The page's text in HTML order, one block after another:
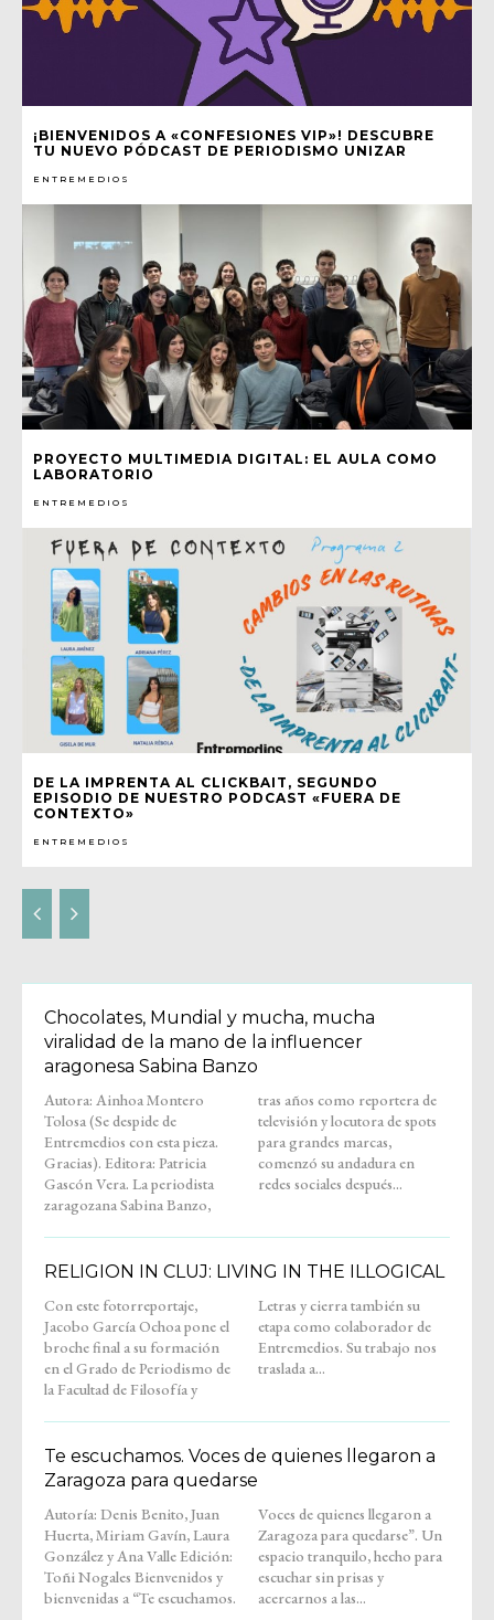
¡BIENVENIDOS A «CONFESIONES VIP»! DESCUBRE
TU NUEVO PÓDCAST DE PERIODISMO UNIZAR
ENTREMEDIOS
PROYECTO MULTIMEDIA DIGITAL: EL AULA COMO
LABORATORIO
ENTREMEDIOS
DE LA IMPRENTA AL CLICKBAIT, SEGUNDO
EPISODIO DE NUESTRO PODCAST «FUERA DE
CONTEXTO»
ENTREMEDIOS
Chocolates, Mundial y mucha, mucha
viralidad de la mano de la influencer
aragonesa Sabina Banzo
Autora: Ainhoa Montero
Tolosa (Se despide de
Entremedios con esta pieza.
Gracias). Editora: Patricia
Gascón Vera. La periodista
zaragozana Sabina Banzo,
tras años como reportera de
televisión y locutora de spots
para grandes marcas,
comenzó su andadura en
redes sociales después...
RELIGION IN CLUJ: LIVING IN THE ILLOGICAL
Con este fotorreportaje,
Jacobo García Ochoa pone el
broche final a su formación
en el Grado de Periodismo de
la Facultad de Filosofía y
Letras y cierra también su
etapa como colaborador de
Entremedios. Su trabajo nos
traslada a...
Te escuchamos. Voces de quienes llegaron a
Zaragoza para quedarse
Autoría: Denis Benito, Juan
Huerta, Miriam Gavín, Laura
González y Ana Valle Edición:
Toñi Nogales Bienvenidos y
bienvenidas a “Te escuchamos.
Voces de quienes llegaron a
Zaragoza para quedarse”. Un
espacio tranquilo, hecho para
escuchar sin prisas y
acercarnos a las...